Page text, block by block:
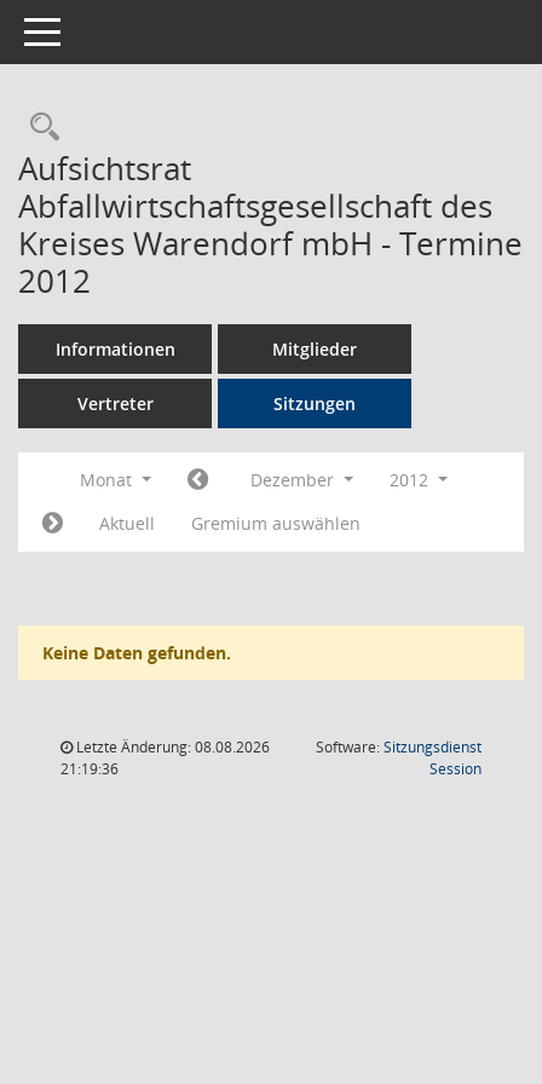
Toggle navigation
Rechercheauswahl
Aufsichtsrat
Abfallwirtschaftsgesellschaft des
Kreises Warendorf mbH - Termine
2012
Informationen Mitglieder
Vertreter Sitzungen
Monat Dezember
2012
Aktuell
Gremium auswählen
Keine Daten gefunden.
Letzte Änderung: 08.08.2026
21:19:36
Software:Sitzungsdienst
Session(Wird in